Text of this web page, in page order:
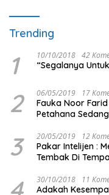
Trending
1 10/10/2018 42
“Segalanya
2 06/05/2019 17
Fauka Noor
Petahana
3 20/05/2019 12
Pakar Intelijen :
Tembak Di
30/10/2018 11
Adakah